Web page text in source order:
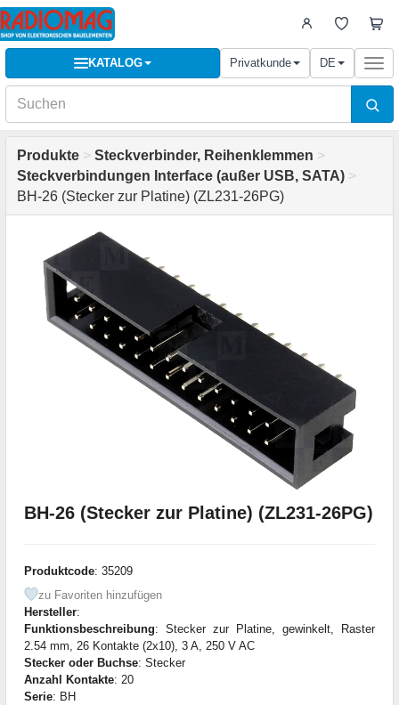
KATALOG Privatkunde DE
Produkte > Steckverbinder, Reihenklemmen >
Steckverbindungen Interface (außer USB, SATA) >
BH-26 (Stecker zur Platine) (ZL231-26PG)
BH-26 (Stecker zur Platine) (ZL231-26PG)
Produktcode: 35209
zu Favoriten hinzufügen
Hersteller:
Funktionsbeschreibung: Stecker zur Platine, gewinkelt, Raster
2.54 mm, 26 Kontakte (2x10), 3 A, 250 V AC
Stecker oder Buchse: Stecker
Anzahl Kontakte: 20
Serie: BH